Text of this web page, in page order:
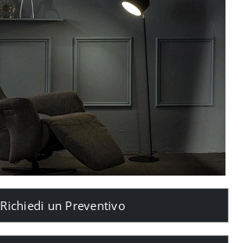
Richiedi un Preventivo